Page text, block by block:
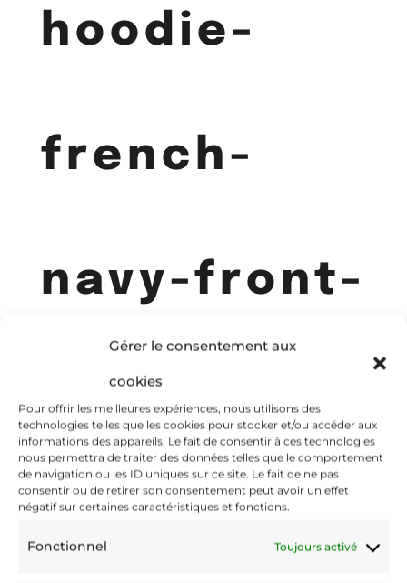
Gérer le consentement aux
cookies
Pour offrir les meilleures expériences, nous utilisons des
technologies telles que les cookies pour stocker et/ou accéder aux
informations des appareils. Le fait de consentir à ces technologies
nous permettra de traiter des données telles que le comportement
de navigation ou les ID uniques sur ce site. Le fait de ne pas
consentir ou de retirer son consentement peut avoir un effet
négatif sur certaines caractéristiques et fonctions.
Fonctionnel Toujours activé
hoodie-
french-
navy-front-
62065f25c
08b8.jpg